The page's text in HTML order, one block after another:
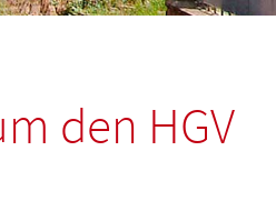
den HGV